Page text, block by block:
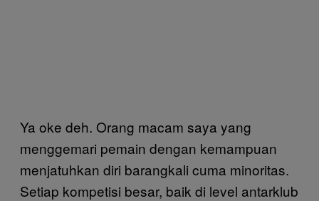
Ya oke deh. Orang macam saya yang
menggemari pemain dengan kemampuan
menjatuhkan diri barangkali cuma minoritas.
Setiap kompetisi besar, baik di level antarklub